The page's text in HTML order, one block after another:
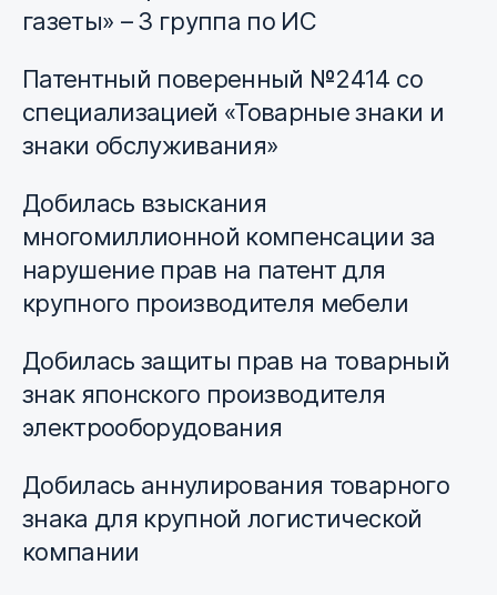
газеты» – 3 группа по ИС
Патентный поверенный №2414 со
специализацией «Товарные знаки и
знаки обслуживания»
Добилась взыскания
многомиллионной компенсации за
нарушение прав на патент для
крупного производителя мебели
Добилась защиты прав на товарный
знак японского производителя
электрооборудования
Добилась аннулирования товарного
знака для крупной логистической
компании